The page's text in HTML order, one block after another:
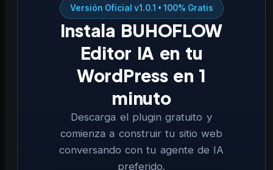
Versión Oficial v1.0.1 • 100% Gratis
Instala BUHOFLOW
Editor IA en tu
WordPress en 1
minuto
Descarga el plugin gratuito y
comienza a construir tu sitio web
conversando con tu agente de IA
preferido.